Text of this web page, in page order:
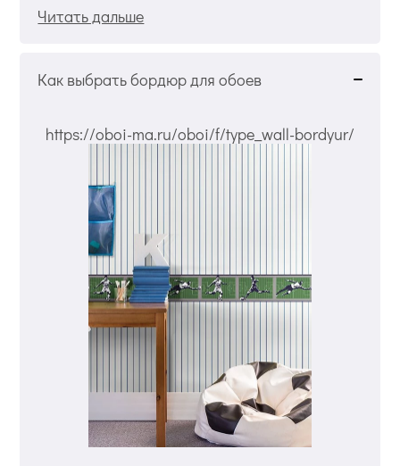
Читать дальше
Как выбрать бордюр для обоев
https://oboi-ma.ru/oboi/f/type_wall-bordyur/